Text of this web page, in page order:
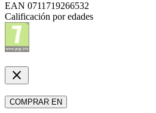
EAN 0711719266532
Calificación por edades
close
COMPRAR EN